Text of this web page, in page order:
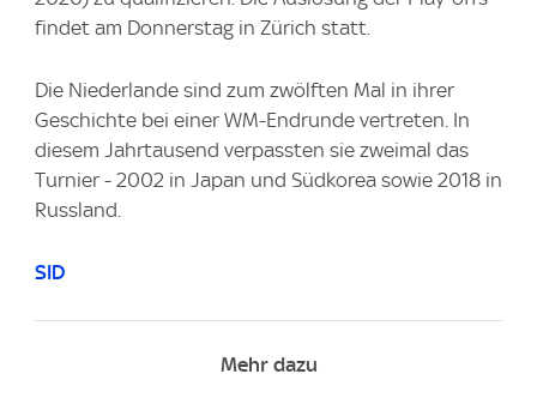
findet am Donnerstag in Zürich statt.
Die Niederlande sind zum zwölften Mal in ihrer
Geschichte bei einer WM-Endrunde vertreten. In
diesem Jahrtausend verpassten sie zweimal das
Turnier - 2002 in Japan und Südkorea sowie 2018 in
Russland.
SID
Mehr dazu